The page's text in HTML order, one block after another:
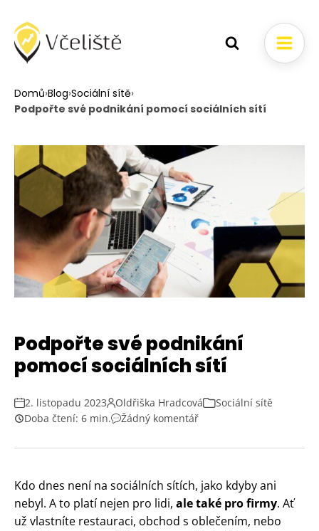
Domů›Blog›Sociální sítě›
Podpořte své podnikání pomocí sociálních sítí
Podpořte své podnikání
pomocí sociálních sítí
2. listopadu 2023 Oldřiška Hradcová
Sociální sítě
Doba čtení: 6 min.
Žádný komentář
Kdo dnes není na sociálních sítích, jako kdyby ani
nebyl. A to platí nejen pro lidi, ale také pro firmy. Ať
už vlastníte restauraci, obchod s oblečením, nebo